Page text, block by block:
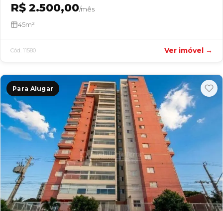
R$ 2.500,00/mês
45m²
Cód. 11580 Ver imóvel →
Para Alugar